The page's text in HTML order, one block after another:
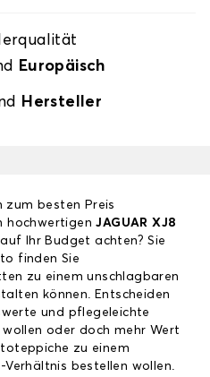
Europäisch
Hersteller
besten Preis
hochwertigenJAGUAR XJ8
Ihr Budget achten? Sie
finden Sie
zu einem unschlagbaren
können. Entscheiden
und pflegeleichte
wollen oder doch mehr Wert
zu einem
bestellen wollen.